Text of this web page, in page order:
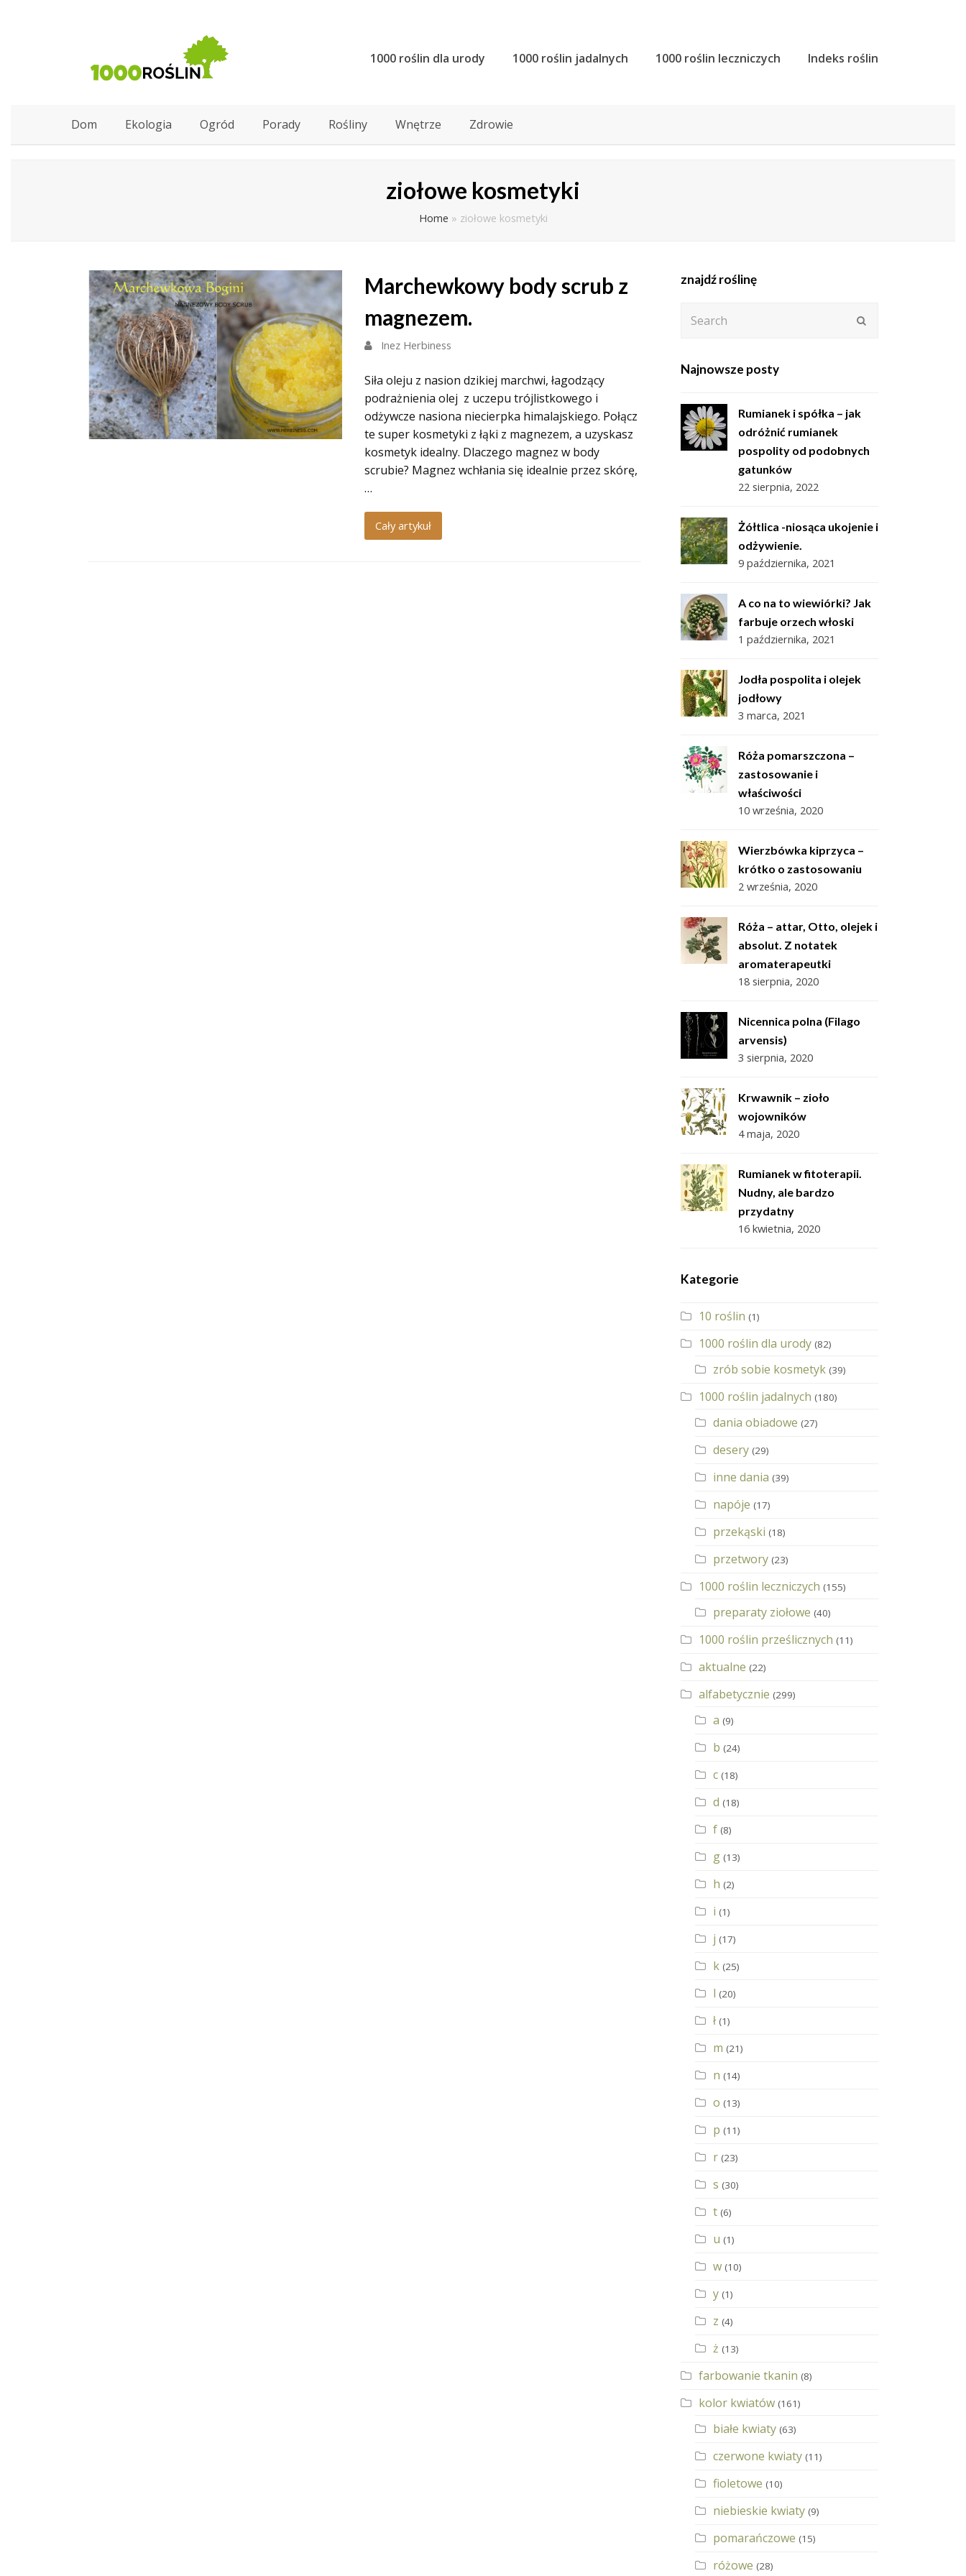
1000 roślin dla urody 1000 roślin jadalnych 1000 roślin leczniczych Indeks roślin
Dom Ekologia Ogród Porady Rośliny Wnętrze Zdrowie
ziołowe kosmetyki
Home » ziołowe kosmetyki
Marchewkowy body scrub z
magnezem.
Inez Herbiness
Siła oleju z nasion dzikiej marchwi, łagodzący
podrażnienia olej z uczepu trójlistkowego i
odżywcze nasiona niecierpka himalajskiego. Połącz
te super kosmetyki z łąki z magnezem, a uzyskasz
kosmetyk idealny. Dlaczego magnez w body
scrubie? Magnez wchłania się idealnie przez skórę,
…
Cały artykuł
znajdź roślinę
Najnowsze posty
Rumianek i spółka – jak
odróżnić rumianek
pospolity od podobnych
gatunków
22 sierpnia, 2022
Żółtlica -niosąca ukojenie i
odżywienie.
9 października, 2021
A co na to wiewiórki? Jak
farbuje orzech włoski
1 października, 2021
Jodła pospolita i olejek
jodłowy
3 marca, 2021
Róża pomarszczona –
zastosowanie i
właściwości
10 września, 2020
Wierzbówka kiprzyca –
krótko o zastosowaniu
2 września, 2020
Róża – attar, Otto, olejek i
absolut. Z notatek
aromaterapeutki
18 sierpnia, 2020
Nicennica polna (Filago
arvensis)
3 sierpnia, 2020
Krwawnik – zioło
wojowników
4 maja, 2020
Rumianek w fitoterapii.
Nudny, ale bardzo
przydatny
16 kwietnia, 2020
Kategorie
10 roślin (1)
1000 roślin dla urody (82)
zrób sobie kosmetyk (39)
1000 roślin jadalnych (180)
dania obiadowe (27)
desery (29)
inne dania (39)
napóje (17)
przekąski (18)
przetwory (23)
1000 roślin leczniczych (155)
preparaty ziołowe (40)
1000 roślin prześlicznych (11)
aktualne (22)
alfabetycznie (299)
a (9)
b (24)
c (18)
d (18)
f (8)
g (13)
h (2)
i (1)
j (17)
k (25)
l (20)
ł (1)
m (21)
n (14)
o (13)
p (11)
r (23)
s (30)
t (6)
u (1)
w (10)
y (1)
z (4)
ż (13)
farbowanie tkanin (8)
kolor kwiatów (161)
białe kwiaty (63)
czerwone kwiaty (11)
fioletowe (10)
niebieskie kwiaty (9)
pomarańczowe (15)
różowe (28)